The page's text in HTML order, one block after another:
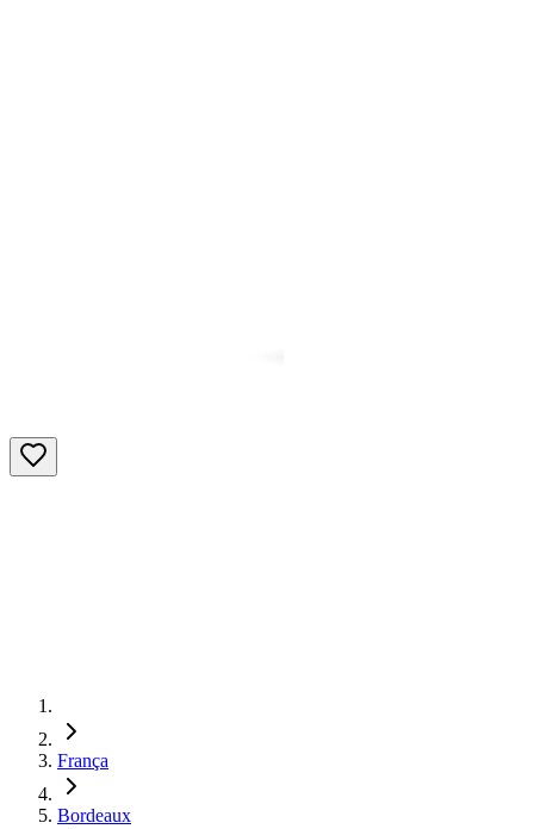
França
Bordeaux